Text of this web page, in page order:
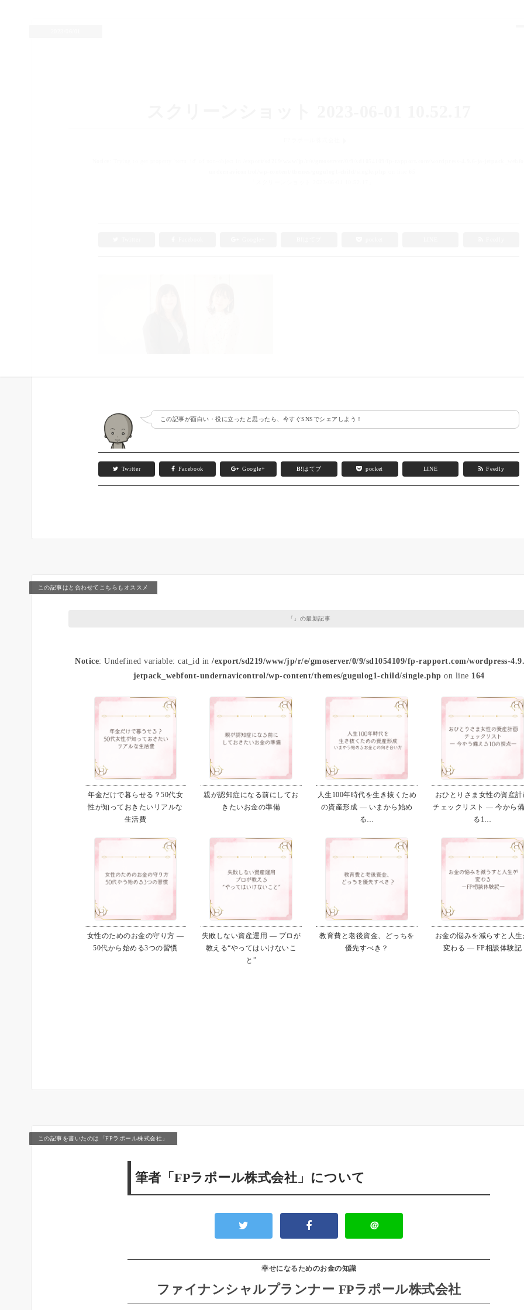
この記事が面白い・役に立ったと思ったら、今すぐSNSでシェアしよう！
Twitter Facebook Google+ B!はてブ pocket LINE Feedly
この記事はと合わせてこちらもオススメ
「」の最新記事
Notice: Undefined variable: cat_id in/export/sd219/www/jp/r/e/gmoserver/0/9/sd1054109/fp-rapport.com/wordpress-
jetpack_webfont-undernavicontrol/wp-content/themes/gugulog1-child/single.php on line 164
年金だけで暮らせる？50代女
性が知っておきたいリアルな
生活費
親が認知症になる前にしてお
きたいお金の準備
人生100年時代を生き抜くため
の資産形成 ― いまから始め
る…
おひとりさま女性の資産
チェックリスト ― 今から
る1…
女性のためのお金の守り方 ―
50代から始める3つの習慣
失敗しない資産運用 ― プロが
教える“やってはいけないこ
と”
教育費と老後資金、どっちを
優先すべき？
お金の悩みを減らすと人
変わる ― FP相談体験記
この記事を書いたのは「FPラポール株式会社」
筆者「FPラポール株式会社」について
＠
幸せになるためのお金の知識
ファイナンシャルプランナー FPラポール株式会社